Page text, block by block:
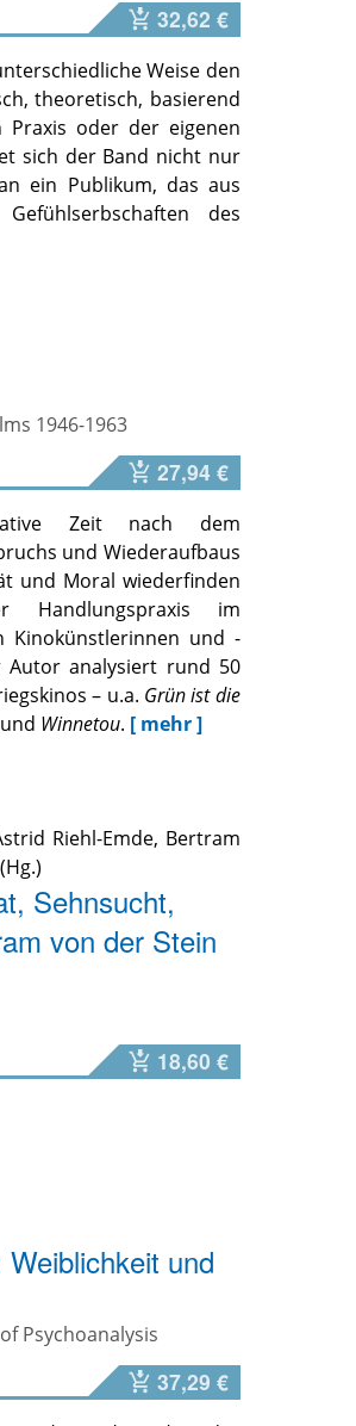
32,62 €
Weise den
theoretisch, basierend
oder der eigenen
sich der Band nicht nur
ein Publikum, das aus
des
1946-1963
27,94 €
Zeit nach dem
und Wiederaufbaus
und Moral wiederfinden
im
Kinokünstlerinnen und -
Autor analysiert rund 50
– u.a. Grün ist die
und Winnetou. [ mehr ]
Riehl-Emde, Bertram
Sehnsucht,
von der Stein
18,60 €
und
Psychoanalysis
37,29 €